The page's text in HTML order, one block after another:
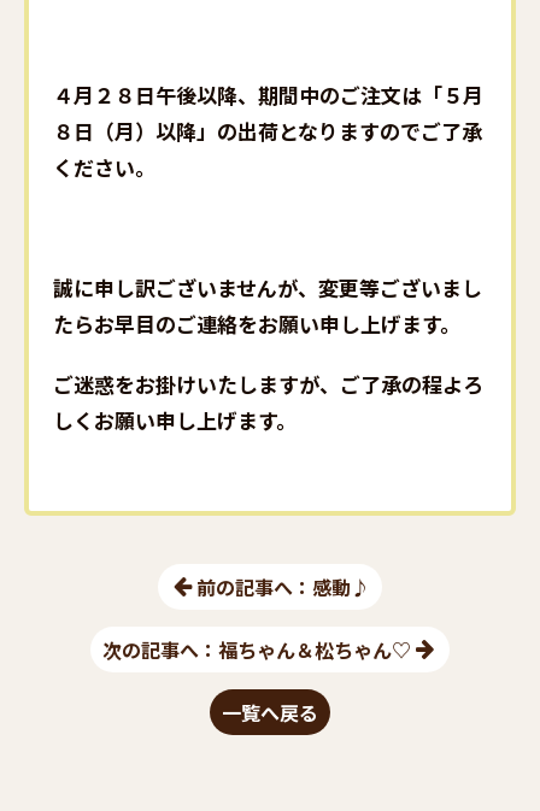
４月２８日午後以降、期間中のご注文は「５月
８日（月）以降」の出荷となりますのでご了承
ください。
誠に申し訳ございませんが、変更等ございまし
たらお早目のご連絡をお願い申し上げます。
ご迷惑をお掛けいたしますが、ご了承の程よろ
しくお願い申し上げます。
前の記事へ：感動♪
一覧へ戻る
次の記事へ：福ちゃん＆松ちゃん♡